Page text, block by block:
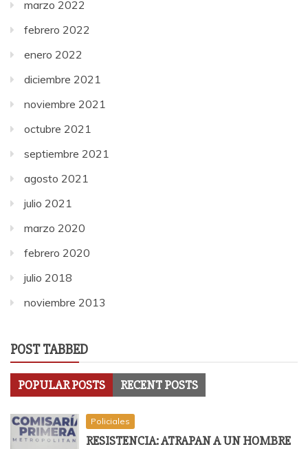
marzo 2022
febrero 2022
enero 2022
diciembre 2021
noviembre 2021
octubre 2021
septiembre 2021
agosto 2021
julio 2021
marzo 2020
febrero 2020
julio 2018
noviembre 2013
POST TABBED
POPULAR POSTS RECENT POSTS
Policiales
RESISTENCIA: ATRAPAN A UN HOMBRE